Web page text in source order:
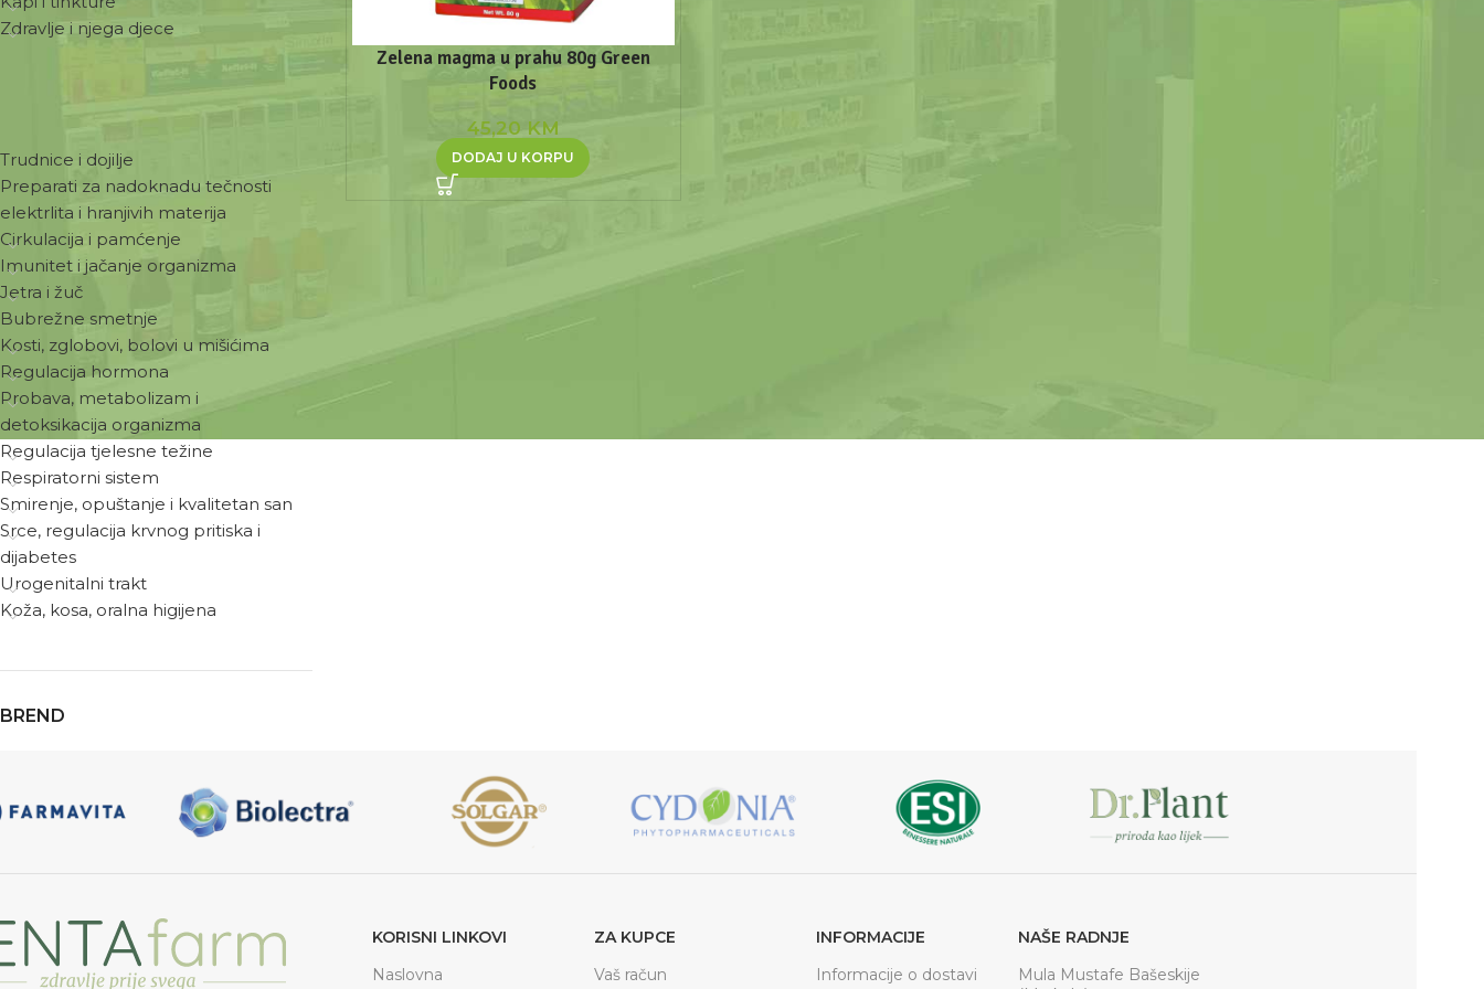
Zdravlje i njega djece
ZDRAVSTVENE POTREBE
Trudnice i dojilje
Preparati za nadoknadu tečnosti
elektrlita i hranjivih materija
Cirkulacija i pamćenje
Imunitet i jačanje organizma
Jetra i žuč
Bubrežne smetnje
Kosti, zglobovi, bolovi u mišićima
Regulacija hormona
Probava, metabolizam i
detoksikacija organizma
Regulacija tjelesne težine
Respiratorni sistem
Smirenje, opuštanje i kvalitetan san
Srce, regulacija krvnog pritiska i
dijabetes
Urogenitalni trakt
Koža, kosa, oralna higijena
BREND
Zelena magma u prahu 80g Green
Foods
45,20 KM
DODAJ U KORPU
KORISNI LINKOVI
Naslovna
ZA KUPCE
Vaš račun
INFORMACIJE
Informacije o dostavi
NAŠE RADNJE
Mula Mustafe Bašeskije